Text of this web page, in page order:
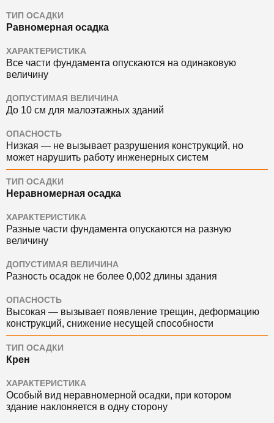
ТИП ОСАДКИ
Равномерная осадка
ХАРАКТЕРИСТИКА
Все части фундамента опускаются на одинаковую
величину
ДОПУСТИМАЯ ВЕЛИЧИНА
До 10 см для малоэтажных зданий
ОПАСНОСТЬ
Низкая — не вызывает разрушения конструкций, но
может нарушить работу инженерных систем
ТИП ОСАДКИ
Неравномерная осадка
ХАРАКТЕРИСТИКА
Разные части фундамента опускаются на разную
величину
ДОПУСТИМАЯ ВЕЛИЧИНА
Разность осадок не более 0,002 длины здания
ОПАСНОСТЬ
Высокая — вызывает появление трещин, деформацию
конструкций, снижение несущей способности
ТИП ОСАДКИ
Крен
ХАРАКТЕРИСТИКА
Особый вид неравномерной осадки, при котором
здание наклоняется в одну сторону